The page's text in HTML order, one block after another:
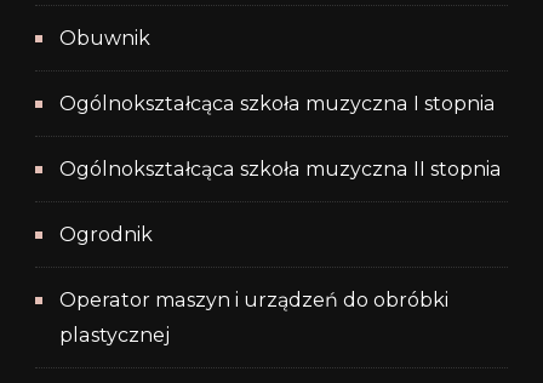
Obuwnik
Ogólnokształcąca szkoła muzyczna I stopnia
Ogólnokształcąca szkoła muzyczna II stopnia
Ogrodnik
Operator maszyn i urządzeń do obróbki
plastycznej